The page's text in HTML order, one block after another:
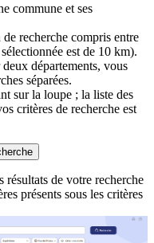
commune et ses
recherche compris entre
est de 10 km).
départements, vous
séparées.
sur la loupe ; la liste des
critères de recherche est
de votre recherche
présents sous les critères